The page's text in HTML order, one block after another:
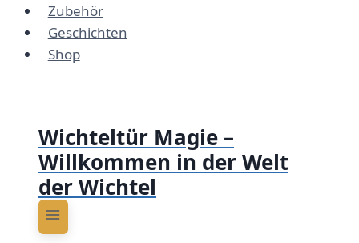
Zubehör
Geschichten
Shop
Wichteltür Magie –
Willkommen in der Welt
der Wichtel